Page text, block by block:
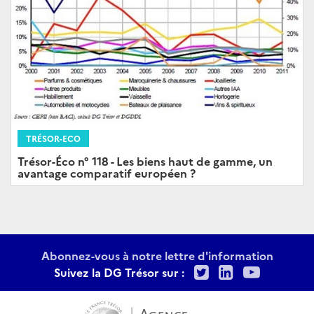
TRÉSOR-ECO
Trésor-Éco n° 118 - Les biens haut de gamme, un
avantage comparatif européen ?
Abonnez-vous à notre lettre d'information
Suivez la DG Trésor sur :
TwitterLinkedIn